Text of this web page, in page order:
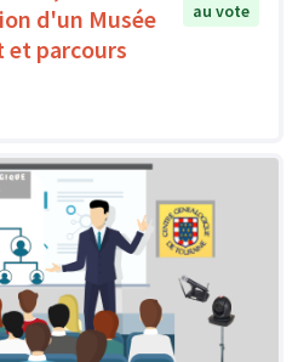
d'un Musée
parcours
au vote